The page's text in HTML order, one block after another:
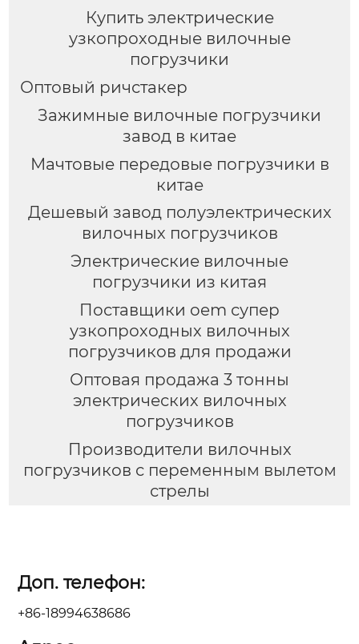
Купить электрические
узкопроходные вилочные
погрузчики
Оптовый ричстакер
Зажимные вилочные погрузчики
завод в китае
Мачтовые передовые погрузчики в
китае
Дешевый завод полуэлектрических
вилочных погрузчиков
Электрические вилочные
погрузчики из китая
Поставщики oem супер
узкопроходных вилочных
погрузчиков для продажи
Оптовая продажа 3 тонны
электрических вилочных
погрузчиков
Производители вилочных
погрузчиков с переменным вылетом
стрелы
Доп. телефон:
+86-18994638686